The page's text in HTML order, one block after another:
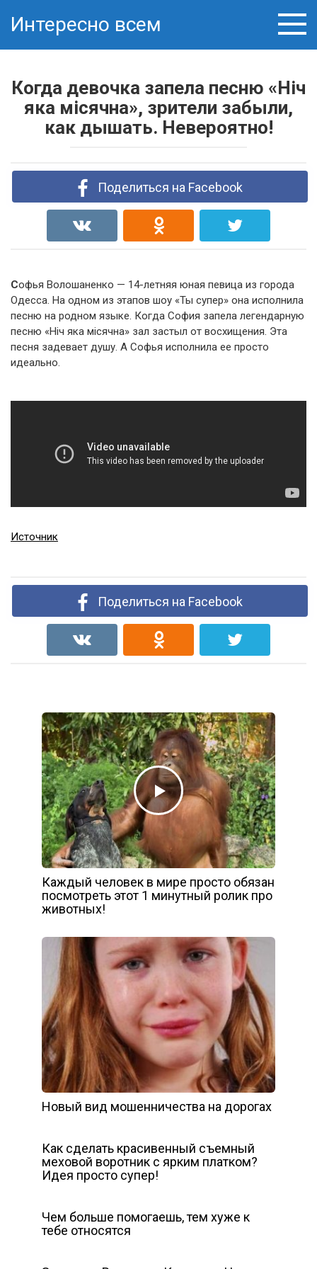
Интересно всем
Когда девочка запела песню «Нiч
яка мiсячна», зрители забыли,
как дышать. Невероятно!
Поделиться на Facebook
Софья Волошаненко — 14-летняя юная певица из города
Одесса. На одном из этапов шоу «Ты супер» она исполнила
песню на родном языке. Когда София запела легендарную
песню «Нiч яка мiсячна» зал застыл от восхищения. Эта
песня задевает душу. А Софья исполнила ее просто
идеально.
Источник
Поделиться на Facebook
Каждый человек в мире просто обязан
посмотреть этот 1 минутный ролик про
животных!
Новый вид мошенничества на дорогах
Как сделать красивенный съемный
меховой воротник с ярким платком?
Идея просто супер!
Чем больше помогаешь, тем хуже к
тебе относятся